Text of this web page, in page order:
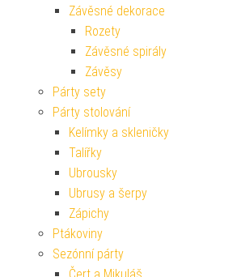
Závěsné dekorace
Rozety
Závěsné spirály
Závěsy
Párty sety
Párty stolování
Kelímky a skleničky
Talířky
Ubrousky
Ubrusy a šerpy
Zápichy
Ptákoviny
Sezónní párty